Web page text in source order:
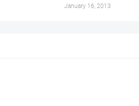
January 16, 2013